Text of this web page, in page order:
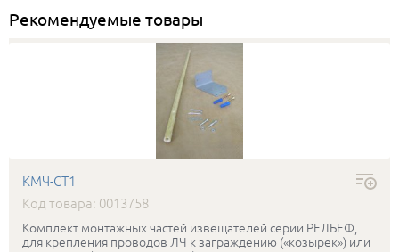
Рекомендуемые товары
КМЧ-СТ1
Код товара: 0013758
Комплект монтажных частей извещателей серии РЕЛЬЕФ,
для крепления проводов ЛЧ к заграждению («козырек») или